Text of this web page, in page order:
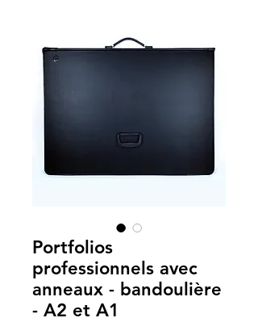
Portfolios
professionnels avec
anneaux - bandoulière
- A2 et A1